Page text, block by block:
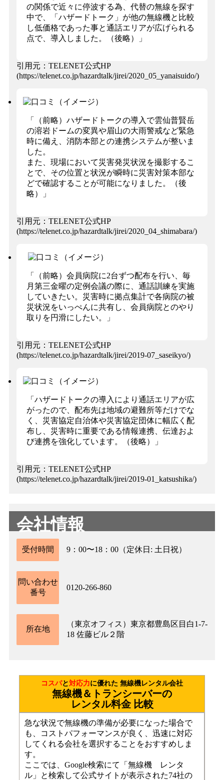
の関係で近々に停波する為、代替の無線を探す
中で、「ハザードトーク」が他の無線機と比較
し低価格であった事と通話エリアが広げられる
点で、導入しました。（後略）」
引用元：TELENET公式HP
(https://telenet.co.jp/hazardtalk/jirei/2020_05_yanaisuido/)
「（前略）ハザードトークの導入で雲仙普賢岳
の溶岩ドームの変異や眉山の大雨警戒など緊急
時に備え、消防本部との連携システムが整いま
した。
また、現場において災害発災状況を撮影するこ
とで、その位置と状況が瞬時に災害対策本部な
どで確認することが可能になりました。（後
略）」
引用元：TELENET公式HP
(https://telenet.co.jp/hazardtalk/jirei/2020_04_shimabara/)
「（前略）会員病院に2台ずつ配布を行い、毎
月第三金曜の定例会議の際に、通話訓練を実施
していきたい。災害時に拠点集計で各病院の被
災状況をいっぺんに共有し、会員病院とのやり
取りを円滑にしたい。」
引用元：TELENET公式HP
(https://telenet.co.jp/hazardtalk/jirei/2019-07_saseikyo/)
「ハザードトークの導入により通話エリアが広
がったので、配布先は地域の避難所等だけでな
く、災害協定自治体や災害協定団体に幅広く配
布し、災害時に重要である情報連携、伝達およ
び連携を強化しています。（後略）」
引用元：TELENET公式HP
(https://telenet.co.jp/hazardtalk/jirei/2019-01_katsushika/)
会社情報
受付時間 9：00〜18：00（定休日: 土日祝）
問い合わせ
番号
0120-266-860
所在地
（東京オフィス）東京都豊島区目白1-7-
18 佐藤ビル２階
コスパと対応力に優れた 無線機レンタル会社
無線機＆トランシーバーの
レンタル料金 比較
急な状況で無線機の準備が必要になった場合で
も、コストパフォーマンスが良く、迅速に対応
してくれる会社を選択することをおすすめしま
す。
ここでは、Google検索にて「無線機 レンタ
ル」と検索して公式サイトが表示された74社の